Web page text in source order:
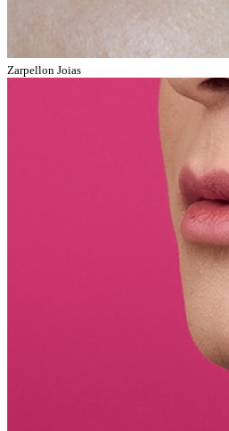
Zarpellon Joias